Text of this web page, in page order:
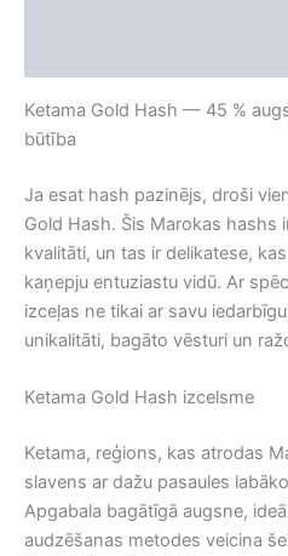
Ketama Gold Hash — 45 %
būtība
Ja esat hash pazinējs, droši
Gold Hash. Šis Marokas hashs
kvalitāti, un tas ir delikatese,
kaņepju entuziastu vidū. Ar
izceļas ne tikai ar savu
unikalitāti, bagāto vēsturi un
Ketama Gold Hash izcelsme
Ketama, reģions, kas atrodas
slavens ar dažu pasaules
Apgabala bagātīgā augsne,
audzēšanas metodes veicina